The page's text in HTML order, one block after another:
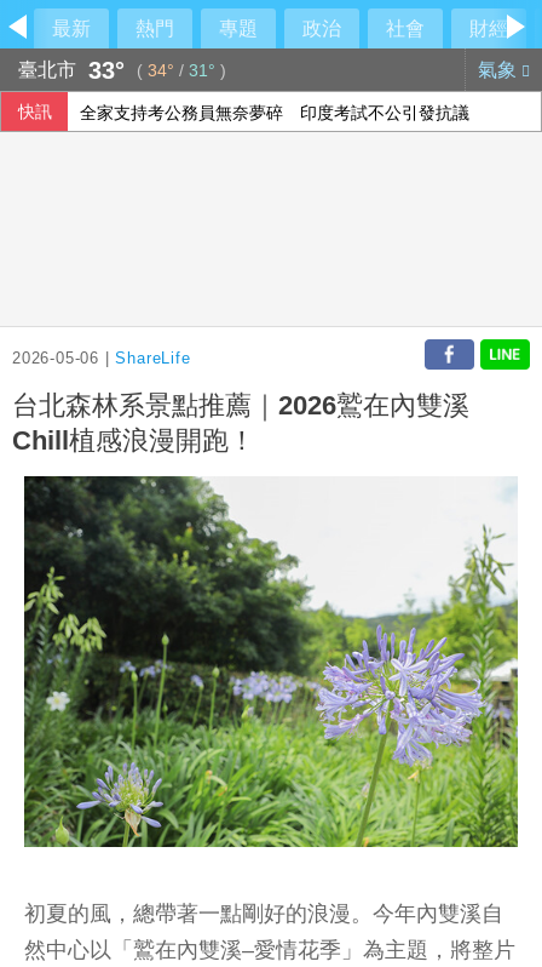
最新 熱門 專題 政治 社會
財經
臺北市 33° ( 34° / 31° ) 氣象
快訊 全家支持考公務員無奈夢碎 印度考試不公引發抗議
2026-05-06 |ShareLife
台北森林系景點推薦｜2026鷲在內雙溪
Chill植感浪漫開跑！
初夏的風，總帶著一點剛好的浪漫。今年內雙溪自
然中心以「鷲在內雙溪–愛情花季」為主題，將整片